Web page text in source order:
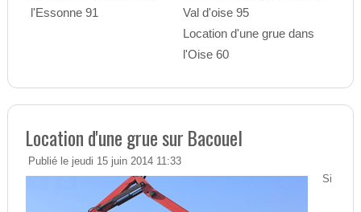
l'Essonne 91
Val d'oise 95
Location d'une grue dans
l'Oise 60
Location d'une grue sur Bacouel
Publié le jeudi 15 juin 2014 11:33
Si